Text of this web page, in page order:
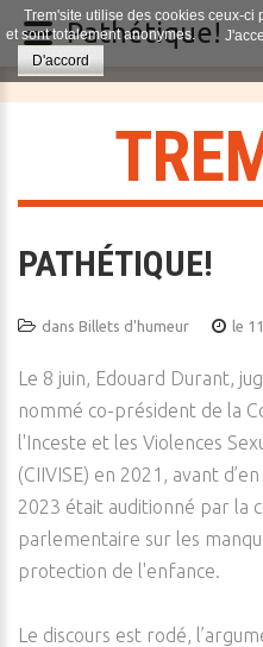
TRE
PATHÉTIQUE!
dans Billets d'humeur le
Le 8 juin, Edouard Durant,
nommé co-président de la
l'Inceste et les Violences
(CIIVISE) en 2021, avant
2023 était auditionné par la
parlementaire sur les
protection de l'enfance.
Le discours est rodé,
Trem'site utilise des cookies ceux-ci
et sont totalement anonymes.
D'accord
Pathétique!